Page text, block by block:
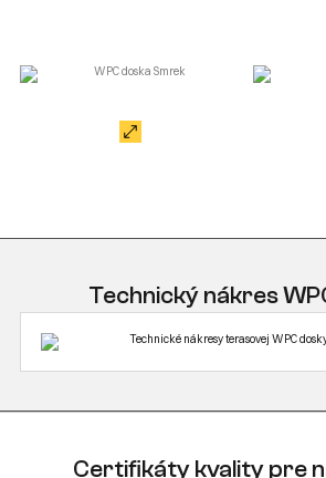
Technický nákres
Certifikáty kvality pre